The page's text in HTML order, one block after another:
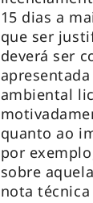
15 dias a
que ser
deverá ser
ambiental
quanto ao
por
sobre
nota